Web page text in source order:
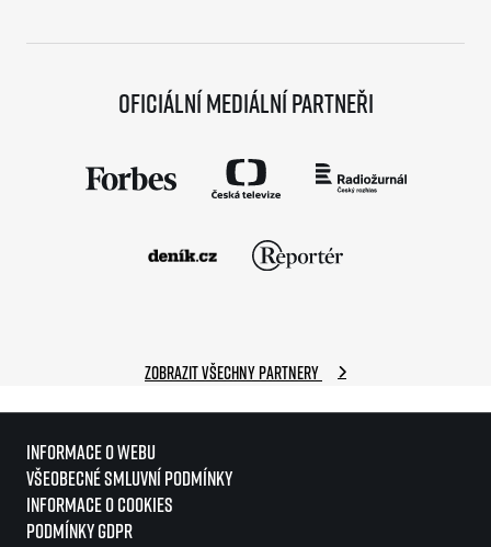
Oficiální mediální partneři
Zobrazit všechny partnery
Informace o webu
Všeobecné smluvní podmínky
Informace o cookies
Podmínky GDPR